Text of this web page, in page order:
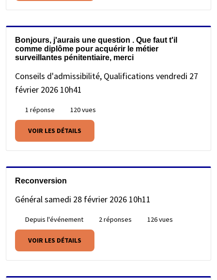
Bonjours, j'aurais une question . Que faut t'il
comme diplôme pour acquérir le métier
surveillantes pénitentiaire, merci
Conseils d'admissibilité, Qualifications vendredi 27
février 2026 10h41
1 réponse 120 vues
VOIR LES DÉTAILS
Reconversion
Généralsamedi 28 février 2026 10h11
Depuis l'événement 2 réponses 126 vues
VOIR LES DÉTAILS